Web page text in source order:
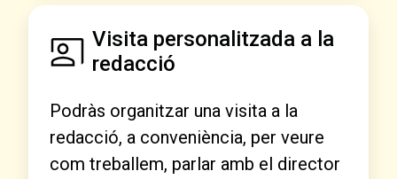
Visita personalitzada a la
redacció
Podràs organitzar una visita a la
redacció, a conveniència, per veure
com treballem, parlar amb el director